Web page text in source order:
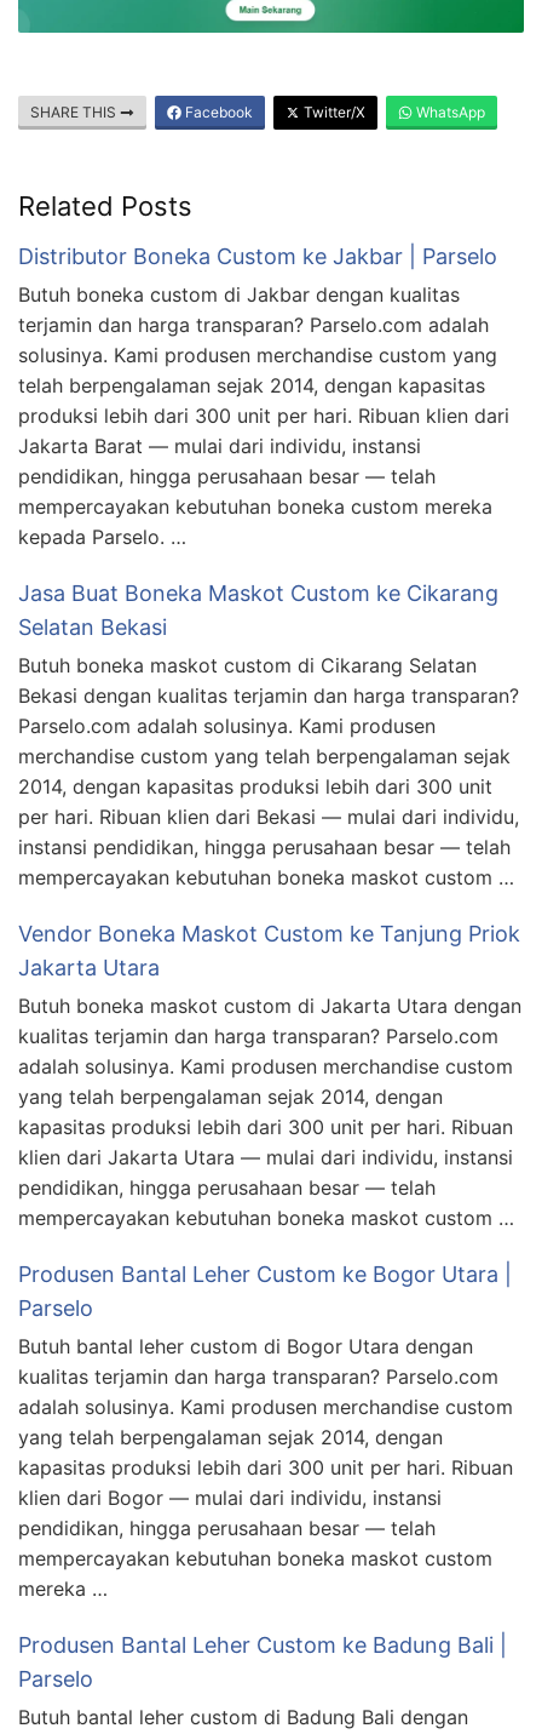
SHARE THIS Facebook Twitter/X WhatsApp
Related Posts
Distributor Boneka Custom ke Jakbar | Parselo
Butuh boneka custom di Jakbar dengan kualitas
terjamin dan harga transparan? Parselo.com adalah
solusinya. Kami produsen merchandise custom yang
telah berpengalaman sejak 2014, dengan kapasitas
produksi lebih dari 300 unit per hari. Ribuan klien dari
Jakarta Barat — mulai dari individu, instansi
pendidikan, hingga perusahaan besar — telah
mempercayakan kebutuhan boneka custom mereka
kepada Parselo. …
Jasa Buat Boneka Maskot Custom ke Cikarang
Selatan Bekasi
Butuh boneka maskot custom di Cikarang Selatan
Bekasi dengan kualitas terjamin dan harga transparan?
Parselo.com adalah solusinya. Kami produsen
merchandise custom yang telah berpengalaman sejak
2014, dengan kapasitas produksi lebih dari 300 unit
per hari. Ribuan klien dari Bekasi — mulai dari individu,
instansi pendidikan, hingga perusahaan besar — telah
mempercayakan kebutuhan boneka maskot custom …
Vendor Boneka Maskot Custom ke Tanjung Priok
Jakarta Utara
Butuh boneka maskot custom di Jakarta Utara dengan
kualitas terjamin dan harga transparan? Parselo.com
adalah solusinya. Kami produsen merchandise custom
yang telah berpengalaman sejak 2014, dengan
kapasitas produksi lebih dari 300 unit per hari. Ribuan
klien dari Jakarta Utara — mulai dari individu, instansi
pendidikan, hingga perusahaan besar — telah
mempercayakan kebutuhan boneka maskot custom …
Produsen Bantal Leher Custom ke Bogor Utara |
Parselo
Butuh bantal leher custom di Bogor Utara dengan
kualitas terjamin dan harga transparan? Parselo.com
adalah solusinya. Kami produsen merchandise custom
yang telah berpengalaman sejak 2014, dengan
kapasitas produksi lebih dari 300 unit per hari. Ribuan
klien dari Bogor — mulai dari individu, instansi
pendidikan, hingga perusahaan besar — telah
mempercayakan kebutuhan boneka maskot custom
mereka …
Produsen Bantal Leher Custom ke Badung Bali |
Parselo
Butuh bantal leher custom di Badung Bali dengan